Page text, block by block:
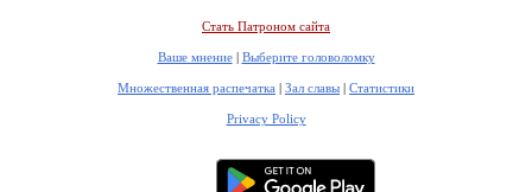
Стать Патроном сайта
Ваше мнение| Выберите головоломку
Множественная распечатка | Зал славы | Статистики
Privacy Policy